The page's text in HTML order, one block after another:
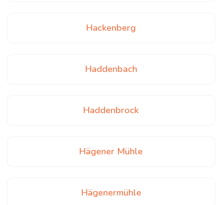
Hackenberg
Haddenbach
Haddenbrock
Hägener Mühle
Hägenermühle